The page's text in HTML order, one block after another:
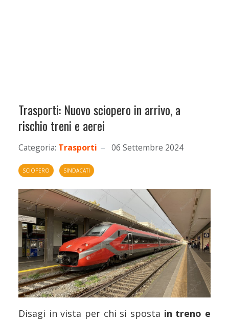
Trasporti: Nuovo sciopero in arrivo, a
rischio treni e aerei
Categoria: Trasporti 06 Settembre 2024
SCIOPERO SINDACATI
Disagi in vista per chi si sposta in treno e